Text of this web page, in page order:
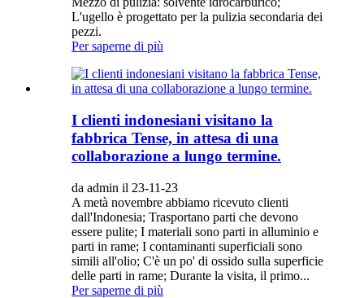
L'ugello è progettato per la pulizia secondaria dei
pezzi.
Per saperne di più
I clienti indonesiani visitano la
fabbrica Tense, in attesa di una
collaborazione a lungo termine.
da admin il 23-11-23
A metà novembre abbiamo ricevuto clienti
dall'Indonesia; Trasportano parti che devono
essere pulite; I materiali sono parti in alluminio e
parti in rame; I contaminanti superficiali sono
simili all'olio; C'è un po' di ossido sulla superficie
delle parti in rame; Durante la visita, il primo...
Per saperne di più